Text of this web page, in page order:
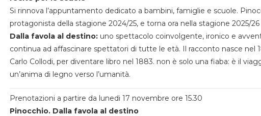
Si rinnova l’appuntamento dedicato a bambini, famiglie e scuole.
protagonista della stagione 2024/25, e torna ora nella stagione 2025/
Dalla favola al destino:uno spettacolo coinvolgente, ironico e
continua ad affascinare spettatori di tutte le età. Il racconto nasce nel
Carlo Collodi, per diventare libro nel 1883. non è solo una fiaba: è il
un’anima di legno verso l’umanità.
Prenotazioni a partire da lunedi 17 novembre ore 15.30
Pinocchio. Dalla favola al destino